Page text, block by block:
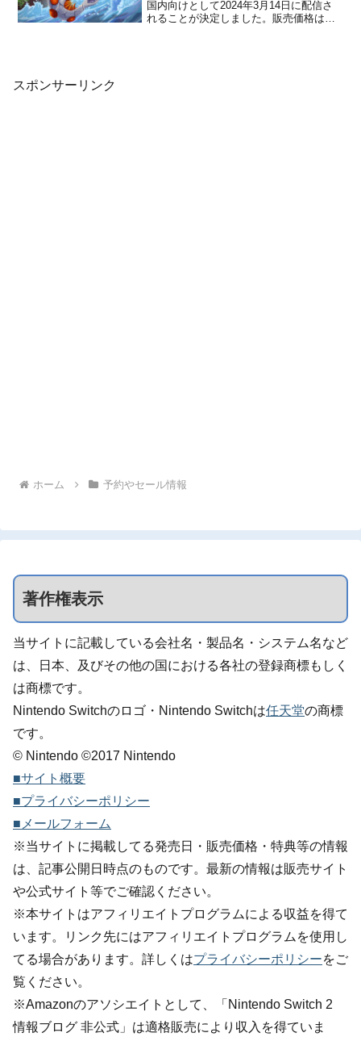
国内向けとして2024年3月14日に配信さ
れることが決定しました。販売価格は
スポンサーリンク
ホーム 予約やセール情報
著作権表示
当サイトに記載している会社名・製品名・システム名など
は、日本、及びその他の国における各社の登録商標もしく
は商標です。
Nintendo Switchのロゴ・Nintendo Switchは任天堂の商標
です。
© Nintendo ©2017 Nintendo
■サイト概要
■プライバシーポリシー
■メールフォーム
※当サイトに掲載してる発売日・販売価格・特典等の情報
は、記事公開日時点のものです。最新の情報は販売サイト
や公式サイト等でご確認ください。
※本サイトはアフィリエイトプログラムによる収益を得て
います。リンク先にはアフィリエイトプログラムを使用し
てる場合があります。詳しくはプライバシーポリシーをご
覧ください。
※Amazonのアソシエイトとして、「Nintendo Switch 2
情報ブログ 非公式」は適格販売により収入を得ていま